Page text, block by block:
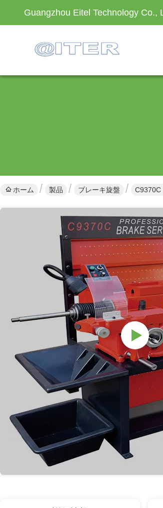
Guangzhou Eitel Technology Co.,
ホーム 製品 ブレーキ旋盤 C9370C